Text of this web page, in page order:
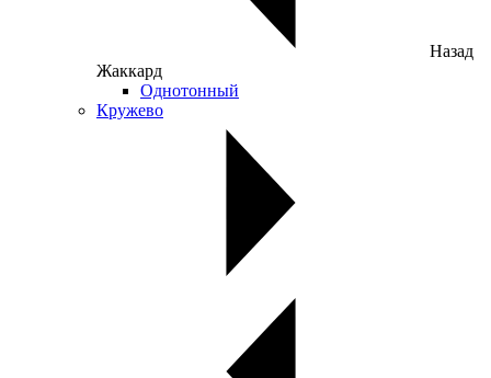
Назад
Жаккард
Однотонный
Кружево